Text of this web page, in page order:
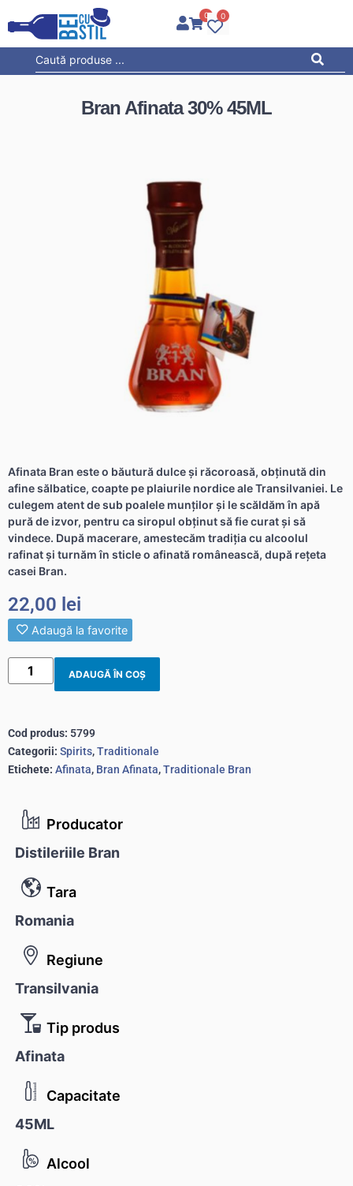
0 0
Producator
Distileriile Bran
Tara
Romania
Regiune
Transilvania
Tip produs
Afinata
Capacitate
45ML
Alcool
Bran Afinata 30% 45ML
Afinata Bran este o băutură dulce și răcoroasă, obținută din
afine sălbatice, coapte pe plaiurile nordice ale Transilvaniei. Le
culegem atent de sub poalele munților și le scăldăm în apă
pură de izvor, pentru ca siropul obținut să fie curat și să
vindece. După macerare, amestecăm tradiția cu alcoolul
rafinat și turnăm în sticle o afinată românească, după rețeta
casei Bran.
22,00 lei
Adaugă la favorite
ADAUGĂ ÎN COȘ
Cod produs: 5799
Categorii: Spirits,Traditionale
Etichete: Afinata, Bran Afinata,Traditionale Bran